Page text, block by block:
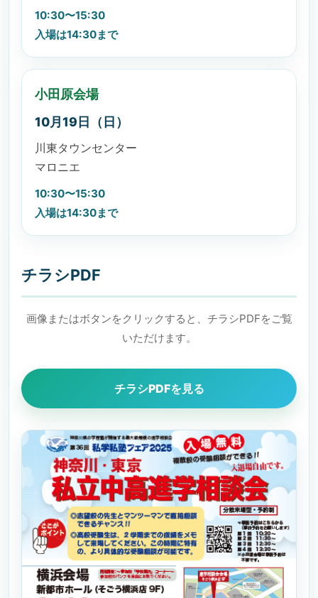
10:30〜15:30
入場は14:30まで
小田原会場
10月19日（日）
川東タウンセンター
マロニエ
10:30〜15:30
入場は14:30まで
チラシPDF
画像またはボタンをクリックすると、チラシPDFをご覧
いただけます。
チラシPDFを見る